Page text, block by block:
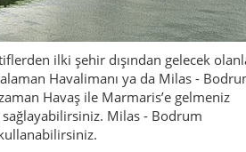
ilki şehir dışından gelecek
Havalimanı ya da Milas -
Havaş ile Marmaris’e gelmeniz
Milas - Bodrum